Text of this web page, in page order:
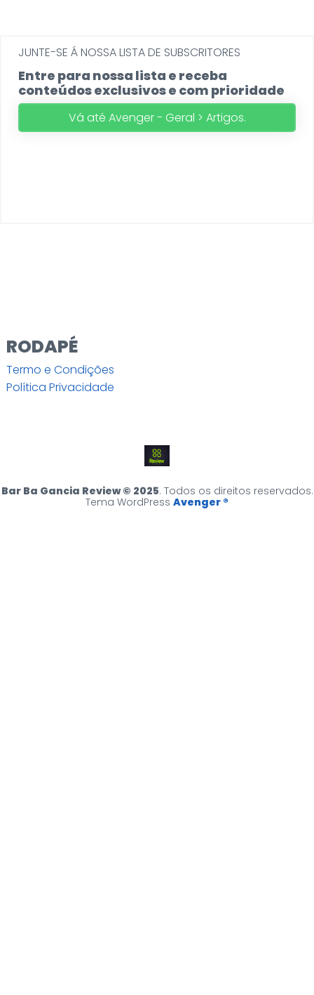
JUNTE-SE Á NOSSA LISTA DE SUBSCRITORES
Entre para nossa lista e receba
conteúdos exclusivos e com prioridade
Vá até Avenger - Geral > Artigos.
RODAPÉ
Termo e Condições
Política Privacidade
Bar Ba Gancia Review © 2025. Todos os direitos reservados.
Tema WordPress Avenger ®